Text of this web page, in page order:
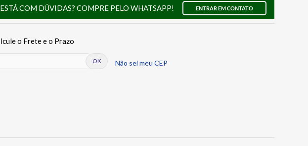
ESTÁ COM DÚVIDAS? COMPRE PELO WHATSAPP! ENTRAR EM CONTATO
Não sei meu CEP